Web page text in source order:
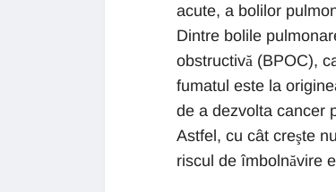
acute, a bolilor
Dintre bolile
obstructivă (BPOC),
fumatul este la
de a dezvolta cancer
Astfel, cu cât creşte
riscul de îmbolnăvire